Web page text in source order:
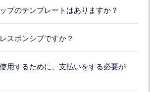
プのテンプレートはありますか？
スポンシブですか？
用するために、支払いをする必要が